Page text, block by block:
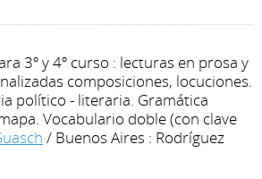
3º y 4º curso : lecturas en prosa y
composiciones, locuciones.
político - literaria. Gramática
Vocabulario doble (con clave
/ Buenos Aires : Rodríguez